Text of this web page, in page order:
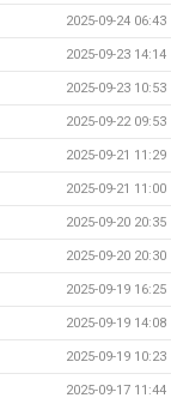
2025-09-24 06:43
2025-09-23 14:14
2025-09-23 10:53
2025-09-22 09:53
2025-09-21 11:29
2025-09-21 11:00
2025-09-20 20:35
2025-09-20 20:30
2025-09-19 16:25
2025-09-19 14:08
2025-09-19 10:23
2025-09-17 11:44